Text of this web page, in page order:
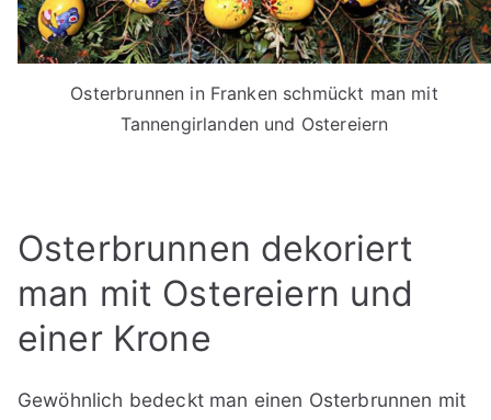
Osterbrunnen in Franken schmückt man mit
Tannengirlanden und Ostereiern
Osterbrunnen dekoriert
man mit Ostereiern und
einer Krone
Gewöhnlich bedeckt man einen Osterbrunnen mit